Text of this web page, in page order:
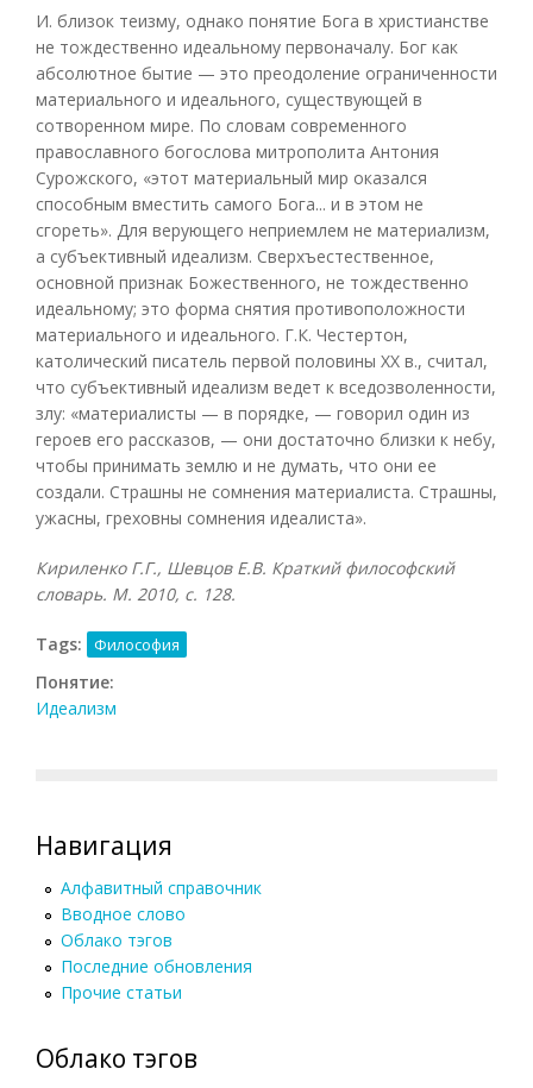
И. близок теизму, однако понятие Бога в христианстве
не тождественно идеальному первоначалу. Бог как
абсолютное бытие — это преодоление ограниченности
материального и идеального, существующей в
сотворенном мире. По словам современного
православного богослова митрополита Антония
Сурожского, «этот материальный мир оказался
способным вместить самого Бога... и в этом не
сгореть». Для верующего неприемлем не материализм,
а субъективный идеализм. Сверхъестественное,
основной признак Божественного, не тождественно
идеальному; это форма снятия противоположности
материального и идеального. Г.К. Честертон,
католический писатель первой половины XX в., считал,
что субъективный идеализм ведет к вседозволенности,
злу: «материалисты — в порядке, — говорил один из
героев его рассказов, — они достаточно близки к небу,
чтобы принимать землю и не думать, что они ее
создали. Страшны не сомнения материалиста. Страшны,
ужасны, греховны сомнения идеалиста».
Кириленко Г.Г., Шевцов Е.В. Краткий философский
словарь. М. 2010, с. 128.
Tags: Философия
Понятие:
Идеализм
Навигация
Алфавитный справочник
Вводное слово
Облако тэгов
Последние обновления
Прочие статьи
Облако тэгов